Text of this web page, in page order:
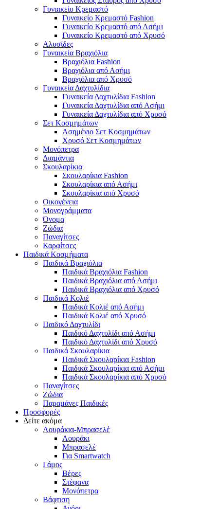
Γυναικείο Κρεμαστό
Γυναικείο Κρεμαστό Fashion
Γυναικείο Κρεμαστό από Ασήμι
Γυναικείο Κρεμαστό από Χρυσό
Αλυσίδες
Γυναικεία Βραχιόλια
Βραχιόλια Fashion
Βραχιόλια από Ασήμι
Βραχιόλια από Χρυσό
Γυναικεία Δαχτυλίδια
Γυναικεία Δαχτυλίδια Fashion
Γυναικεία Δαχτυλίδια από Ασήμι
Γυναικεία Δαχτυλίδια από Χρυσό
Σετ Κοσμημάτων
Ασημένιο Σετ Κοσμημάτων
Χρυσό Σετ Κοσμημάτων
Μονόπετρα
Διαμάντια
Σκουλαρίκια
Σκουλαρίκια Fashion
Σκουλαρίκια από Ασήμι
Σκουλαρίκια από Χρυσό
Οικογένεια
Μονογράμματα
Όνομα
Ζώδια
Παναγίτσες
Καρφίτσες
Παιδικά Κοσμήματα
Παιδικά Βραχιόλια
Παιδικά Βραχιόλια Fashion
Παιδικά Βραχιόλια από Ασήμι
Παιδικά Βραχιόλια από Χρυσό
Παιδικά Κολιέ
Παιδικά Κολιέ από Ασήμι
Παιδικά Κολιέ από Χρυσό
Παιδικό Δαχτυλίδι
Παιδικό Δαχτυλίδι από Ασήμι
Παιδικό Δαχτυλίδι από Χρυσό
Παιδικά Σκουλαρίκια
Παιδικά Σκουλαρίκια Fashion
Παιδικά Σκουλαρίκια από Ασήμι
Παιδικά Σκουλαρίκια από Χρυσό
Παναγίτσες
Ζώδια
Παραμάνες Παιδικές
Προσφορές
Δείτε ακόμα
Λουράκια-Μπρασελέ
Λουράκι
Μπρασελέ
Για Smartwatch
Γάμος
Βέρες
Στέφανα
Μονόπετρα
Βάφτιση